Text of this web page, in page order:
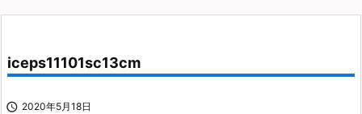
iceps11101sc13cm
 2020年5月18日